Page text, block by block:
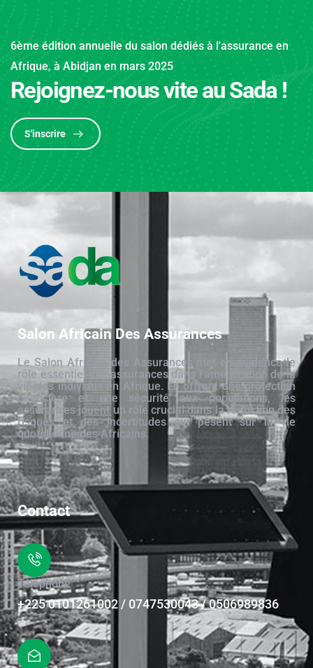
6ème édition annuelle du salon dédiés à l'assurance en
Afrique, à Abidjan en mars 2025
Rejoignez-nous vite au Sada !
S'inscrire
Salon Africain Des Assurances
Le Salon Africain des Assurances met en évidence le
rôle essentiel des assurances dans l’amélioration de la
vie des individus en Afrique. En offrant une protection
financière et une sécurité aux populations, les
assurances jouent un rôle crucial dans la réduction des
risques et des incertitudes qui pèsent sur la vie
quotidienne des Africains.
Contact
Téléphone
+225 0101261002 / 0747530043 / 0506989836